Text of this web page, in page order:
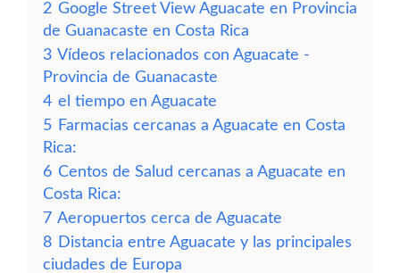
2 Google Street View Aguacate en Provincia
de Guanacaste en Costa Rica
3 Vídeos relacionados con Aguacate -
Provincia de Guanacaste
4 el tiempo en Aguacate
5 Farmacias cercanas a Aguacate en Costa
Rica:
6 Centos de Salud cercanas a Aguacate en
Costa Rica:
7 Aeropuertos cerca de Aguacate
8 Distancia entre Aguacate y las principales
ciudades de Europa